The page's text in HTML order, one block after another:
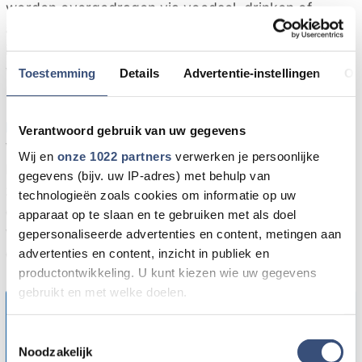
Toestemming Details Advertentie-instellingen
Verantwoord gebruik van uw gegevens
Wij en onze 1022 partners verwerken je persoonlijke
gegevens (bijv. uw IP-adres) met behulp van
technologieën zoals cookies om informatie op uw
apparaat op te slaan en te gebruiken met als doel
gepersonaliseerde advertenties en content, metingen aan
advertenties en content, inzicht in publiek en
productontwikkeling. U kunt kiezen wie uw gegevens
gebruikt en met welke doelen.
Informatie verzamelen over uw geografische locatie,
Noodzakelijk
worden overgedragen via voedsel, drinken of
aanraking, zoals via trapleuningen of apparatuur. Er
is volgens de GGD geen risico voor de
voedselveiligheid van de producten die bij
Maître/Van Loon Goup worden gemaakt.
Normale bedrijfsvoering
Van Loon Group benadrukt dat de productie bij
Maître onverminderd doorgaat. Alle productielijnen
zijn normaal in bedrijf, met een voltallige bezetting
en op volledige capaciteit. De producten worden
volgens de gebruikelijke procedures uitgeleverd en
er zijn geen indicaties dat dit zal veranderen.
Tip de redactie
Heb je nieuws voor ons? Of het nu gaat om een